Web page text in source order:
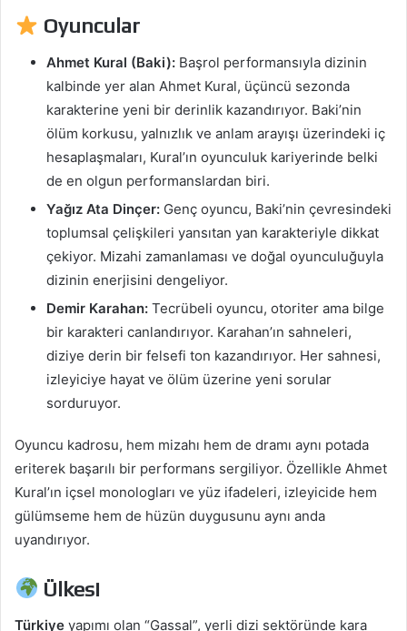
Oyuncular
Ahmet Kural (Baki): Başrol performansıyla dizinin
kalbinde yer alan Ahmet Kural, üçüncü sezonda
karakterine yeni bir derinlik kazandırıyor. Baki’nin
ölüm korkusu, yalnızlık ve anlam arayışı üzerindeki iç
hesaplaşmaları, Kural’ın oyunculuk kariyerinde belki
de en olgun performanslardan biri.
Yağız Ata Dinçer: Genç oyuncu, Baki’nin çevresindeki
toplumsal çelişkileri yansıtan yan karakteriyle dikkat
çekiyor. Mizahi zamanlaması ve doğal oyunculuğuyla
dizinin enerjisini dengeliyor.
Demir Karahan: Tecrübeli oyuncu, otoriter ama bilge
bir karakteri canlandırıyor. Karahan’ın sahneleri,
diziye derin bir felsefi ton kazandırıyor. Her sahnesi,
izleyiciye hayat ve ölüm üzerine yeni sorular
sorduruyor.
Oyuncu kadrosu, hem mizahı hem de dramı aynı potada
eriterek başarılı bir performans sergiliyor. Özellikle Ahmet
Kural’ın içsel monologları ve yüz ifadeleri, izleyicide hem
gülümseme hem de hüzün duygusunu aynı anda
uyandırıyor.
Ülkesi
Türkiye yapımı olan “Gassal”, yerli dizi sektöründe kara